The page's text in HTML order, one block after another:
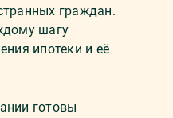
граждан.
шагу
ипотеки и её
готовы